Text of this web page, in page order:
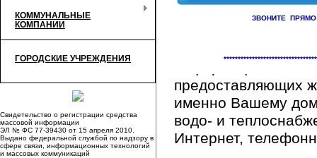
КОММУНАЛЬНЫЕ
КОМПАНИИ
ГОРОДСКИЕ УЧРЕЖДЕНИЯ
Свидетельство о регистрации средства
массовой информации
ЭЛ № ФС 77-39430 от 15 апреля 2010.
Выдано федеральной службой по надзору в
сфере связи, информационных технологий
и массовых коммуникаций
ЗВОНИТЕ
предоставляющих
именно Вашему
водо- и
Интернет,